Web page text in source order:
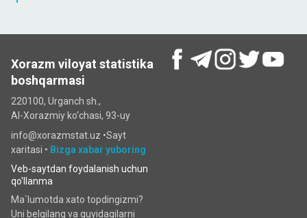
Xorazm viloyat statistika
boshqarmasi
220100, Urganch sh.,
Al-Xorazmiy ko‘chаsi, 93-uy
info@xorazmstat.uz •Sayt
xaritasi • Bizga xabar yuboring
Veb-saytdan foydalanish uchun
qo'llanma
Ma`lumotda xato topdingizmi?
Uni belgilang va quyidagilarni